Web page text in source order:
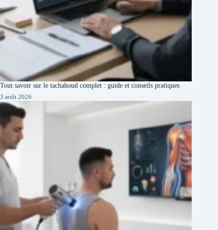
Tout savoir sur le tachahoud complet : guide et conseils pratiques
3 août 2026